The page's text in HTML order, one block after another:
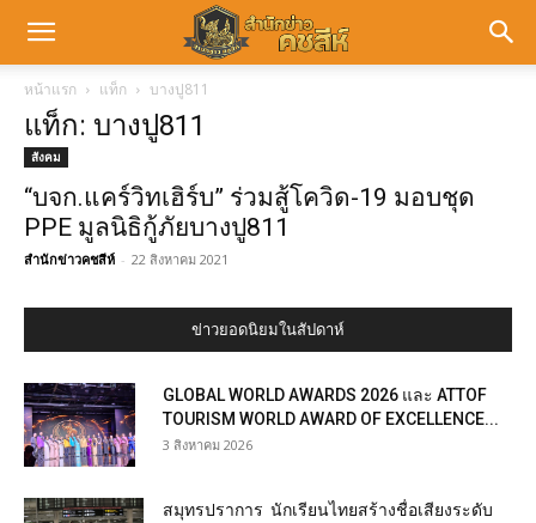
หน้าแรก แท็ก บางปู811
แท็ก: บางปู811
สังคม
“บจก.แคร์วิทเฮิร์บ” ร่วมสู้โควิด-19 มอบชุด
PPE มูลนิธิกู้ภัยบางปู811
สำนักข่าวคชสีห์ - 22 สิงหาคม 2021
ข่าวยอดนิยมในสัปดาห์
GLOBAL WORLD AWARDS 2026 และ ATTOF
TOURISM WORLD AWARD OF EXCELLENCE...
3 สิงหาคม 2026
สมุทรปราการ นักเรียนไทยสร้างชื่อเสียงระดับ